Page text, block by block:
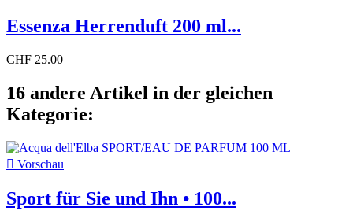
Essenza Herrenduft 200 ml...
CHF 25.00
16 andere Artikel in der gleichen
Kategorie:
 Vorschau
Sport für Sie und Ihn • 100...